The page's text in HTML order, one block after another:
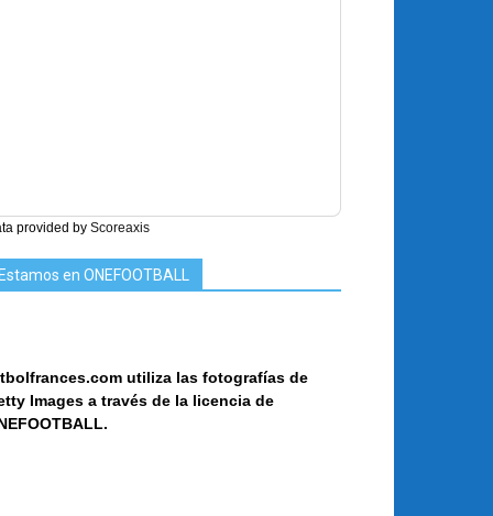
provided by Scoreaxis
Estamos en ONEFOOTBALL
utiliza las fotografías de
Images a través de la licencia de
OOTBALL.